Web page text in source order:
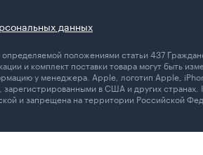
данных
положениями статьи 437
и комплект поставки товара могут быть
у менеджера. Apple, логотип Apple,
в США и других странах.
и запрещена на территории Российской